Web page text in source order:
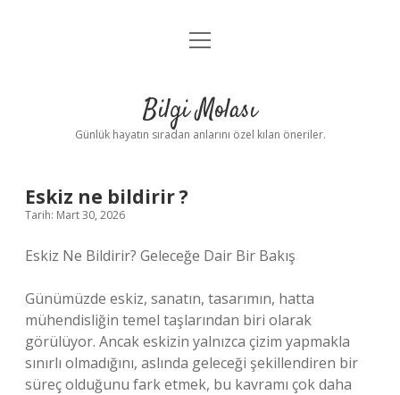
Anasayfa
Yasal Uyarı
menüyü
Bilgi Molası
Günlük hayatın sıradan anlarını özel kılan öneriler.
Eskiz ne bildirir ?
Tarih: Mart 30, 2026
Eskiz Ne Bildirir? Geleceğe Dair Bir Bakış
Günümüzde eskiz, sanatın, tasarımın, hatta
mühendisliğin temel taşlarından biri olarak
görülüyor. Ancak eskizin yalnızca çizim yapmakla
sınırlı olmadığını, aslında geleceği şekillendiren bir
süreç olduğunu fark etmek, bu kavramı çok daha